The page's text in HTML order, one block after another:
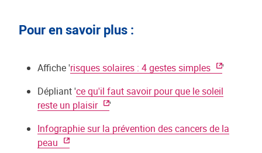
Pour en savoir plus :
Affiche 'risques solaires : 4 gestes simples
'
Dépliant 'ce qu'il faut savoir pour que le soleil
reste un plaisir
'
Infographie sur la prévention des cancers de la
peau